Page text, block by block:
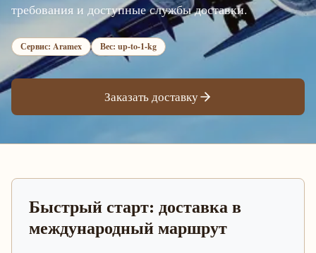
требования и доступные службы доставки.
Сервис: Aramex Вес: up-to-1-kg
Заказать доставку
Быстрый старт: доставка в
международный маршрут